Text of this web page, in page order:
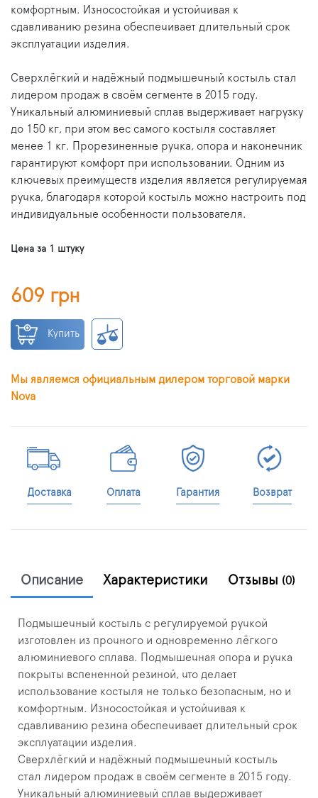
комфортным. Износостойкая и устойчивая к
сдавливанию резина обеспечивает длительный срок
эксплуатации изделия.
Сверхлёгкий и надёжный подмышечный костыль стал
лидером продаж в своём сегменте в 2015 году.
Уникальный алюминиевый сплав выдерживает нагрузку
до 150 кг, при этом вес самого костыля составляет
менее 1 кг. Прорезиненные ручка, опора и наконечник
гарантируют комфорт при использовании. Одним из
ключевых преимуществ изделия является регулируемая
ручка, благодаря которой костыль можно настроить под
индивидуальные особенности пользователя.
Цена за 1 штуку
609 грн
Купить
Мы являемся официальным дилером торговой марки
Nova
Доставка Оплата Гарантия Возврат
Описание Характеристики Отзывы (0)
Подмышечный костыль с регулируемой ручкой
изготовлен из прочного и одновременно лёгкого
алюминиевого сплава. Подмышечная опора и ручка
покрыты вспененной резиной, что делает
использование костыля не только безопасным, но и
комфортным. Износостойкая и устойчивая к
сдавливанию резина обеспечивает длительный срок
эксплуатации изделия.
Сверхлёгкий и надёжный подмышечный костыль
стал лидером продаж в своём сегменте в 2015 году.
Уникальный алюминиевый сплав выдерживает